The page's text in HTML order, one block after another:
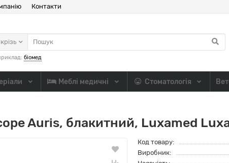
Контакти
біомед
Меблі медичні Стоматологія
Auris, блакитний, Luxamed
Код товару:
Виробник: